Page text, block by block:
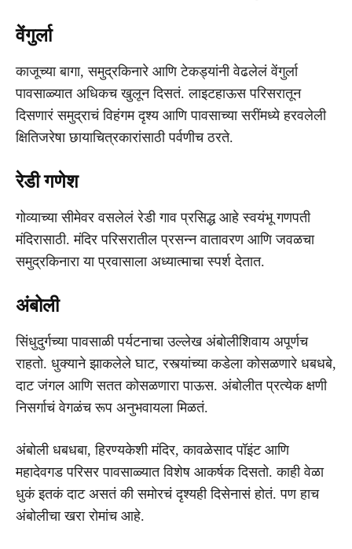
वेंगुर्ला
काजूच्या बागा, समुद्रकिनारे आणि टेकड्यांनी वेढलेलं वेंगुर्ला
पावसाळ्यात अधिकच खुलून दिसतं. लाइटहाऊस परिसरातून
दिसणारं समुद्राचं विहंगम दृश्य आणि पावसाच्या सरींमध्ये हरवलेली
क्षितिजरेषा छायाचित्रकारांसाठी पर्वणीच ठरते.
रेडी गणेश
गोव्याच्या सीमेवर वसलेलं रेडी गाव प्रसिद्ध आहे स्वयंभू गणपती
मंदिरासाठी. मंदिर परिसरातील प्रसन्न वातावरण आणि जवळचा
समुद्रकिनारा या प्रवासाला अध्यात्माचा स्पर्श देतात.
अंबोली
सिंधुदुर्गच्या पावसाळी पर्यटनाचा उल्लेख अंबोलीशिवाय अपूर्णच
राहतो. धुक्याने झाकलेले घाट, रस्त्यांच्या कडेला कोसळणारे धबधबे,
दाट जंगल आणि सतत कोसळणारा पाऊस. अंबोलीत प्रत्येक क्षणी
निसर्गाचं वेगळंच रूप अनुभवायला मिळतं.
अंबोली धबधबा, हिरण्यकेशी मंदिर, कावळेसाद पॉइंट आणि
महादेवगड परिसर पावसाळ्यात विशेष आकर्षक दिसतो. काही वेळा
धुकं इतकं दाट असतं की समोरचं दृश्यही दिसेनासं होतं. पण हाच
अंबोलीचा खरा रोमांच आहे.